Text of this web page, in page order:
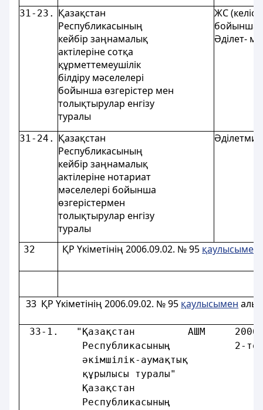
31-23. Қазақстан
Республикасының
кейбір заңнамалық
актілеріне сотқа
құрметтемеушілік
білдіру мәселелері
бойынша өзгерістер мен
толықтырулар енгізу
туралы
ЖС
Әділет-
31-24. Қазақстан
Республикасының
кейбір заңнамалық
актілеріне нотариат
мәселелері бойынша
өзгерістермен
толықтырулар енгізу
туралы
32 ҚР Үкіметінің 2006.09.02. № 95 қаулысымен
33 ҚР Үкіметінің 2006.09.02. № 95 қаулысымен
33-1.   "Қазақстан         АШМ
Республикасының           2-
әкiмшілiк-
құрылысы